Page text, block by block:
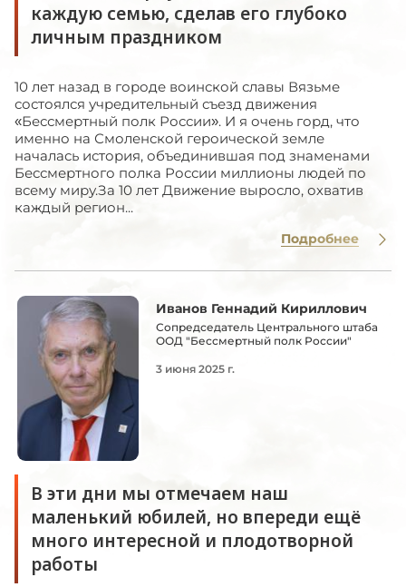
каждую семью, сделав его глубоко
личным праздником
10 лет назад в городе воинской славы Вязьме
состоялся учредительный съезд движения
«Бессмертный полк России». И я очень горд, что
именно на Смоленской героической земле
началась история, объединившая под знаменами
Бессмертного полка России миллионы людей по
всему миру.За 10 лет Движение выросло, охватив
каждый регион...
Подробнее
В эти дни мы отмечаем наш
маленький юбилей, но впереди ещё
много интересной и плодотворной
работы
Иванов Геннадий Кириллович
Сопредседатель Центрального штаба
ООД "Бессмертный полк России"
3 июня 2025 г.